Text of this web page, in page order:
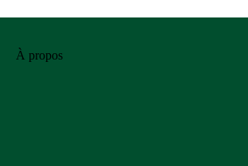
À propos